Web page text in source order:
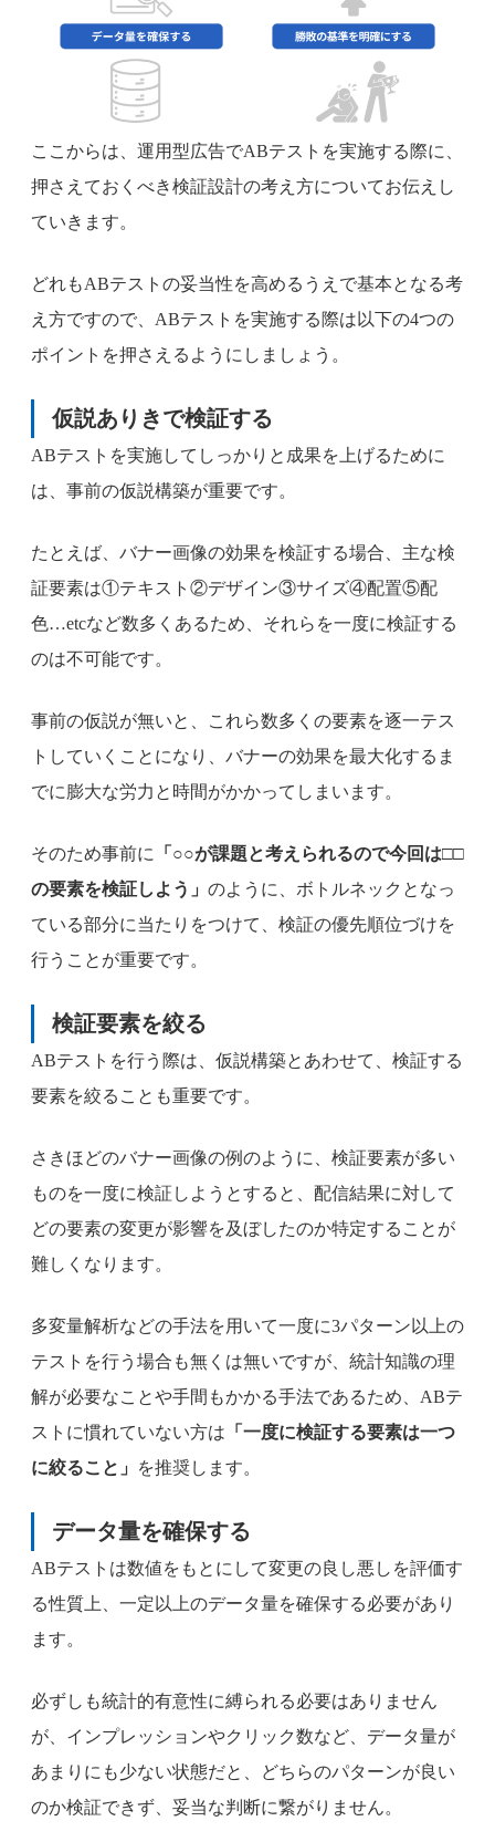
ここからは、運用型広告でABテストを実施する際に、
押さえておくべき検証設計の考え方についてお伝えし
ていきます。
どれもABテストの妥当性を高めるうえで基本となる考
え方ですので、ABテストを実施する際は以下の4つの
ポイントを押さえるようにしましょう。
仮説ありきで検証する
ABテストを実施してしっかりと成果を上げるために
は、事前の仮説構築が重要です。
たとえば、バナー画像の効果を検証する場合、主な検
証要素は①テキスト②デザイン③サイズ④配置⑤配
色…etcなど数多くあるため、それらを一度に検証する
のは不可能です。
事前の仮説が無いと、これら数多くの要素を逐一テス
トしていくことになり、バナーの効果を最大化するま
でに膨大な労力と時間がかかってしまいます。
そのため事前に
「○○が課題と考えられるので今回は□□
の要素を検証しよう」 のように、ボトルネックとなっ
ている部分に当たりをつけて、検証の優先順位づけを
行うことが重要です。
検証要素を絞る
ABテストを行う際は、仮説構築とあわせて、検証する
要素を絞ることも重要です。
さきほどのバナー画像の例のように、検証要素が多い
ものを一度に検証しようとすると、配信結果に対して
どの要素の変更が影響を及ぼしたのか特定することが
難しくなります。
多変量解析などの手法を用いて一度に3パターン以上の
テストを行う場合も無くは無いですが、統計知識の理
解が必要なことや手間もかかる手法であるため、ABテ
ストに慣れていない方は 「一度に検証する要素は一つ
に絞ること」
を推奨します。
データ量を確保する
ABテストは数値をもとにして変更の良し悪しを評価す
る性質上、一定以上のデータ量を確保する必要があり
ます。
必ずしも統計的有意性に縛られる必要はありません
が、インプレッションやクリック数など、データ量が
あまりにも少ない状態だと、どちらのパターンが良い
のか検証できず、妥当な判断に繋がりません。